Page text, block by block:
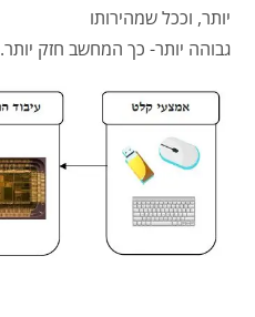
יותר, וככל שמהירותו
גבוהה יותר- כך המחשב חזק יותר.